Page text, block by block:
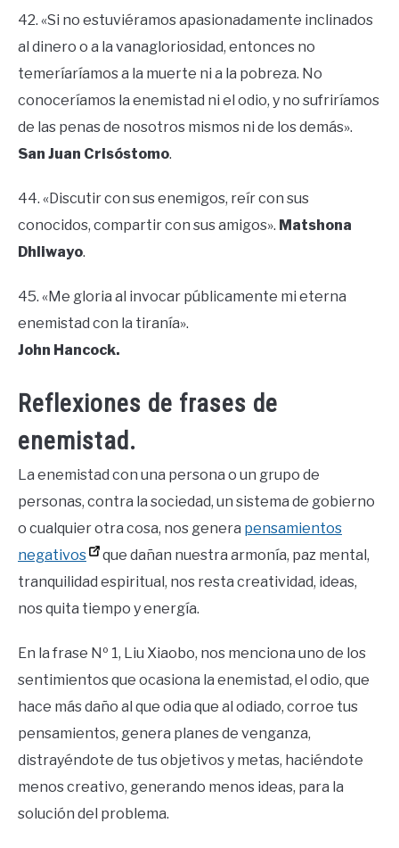
42. «Si no estuviéramos apasionadamente inclinados
al dinero o a la vanagloriosidad, entonces no
temeríaríamos a la muerte ni a la pobreza. No
conoceríamos la enemistad ni el odio, y no sufriríamos
de las penas de nosotros mismos ni de los demás».
San Juan Crisóstomo.
44. «Discutir con sus enemigos, reír con sus
conocidos, compartir con sus amigos». Matshona
Dhliwayo.
45. «Me gloria al invocar públicamente mi eterna
enemistad con la tiranía».
John Hancock.
Reflexiones de frases de
enemistad.
La enemistad con una persona o un grupo de
personas, contra la sociedad, un sistema de gobierno
o cualquier otra cosa, nos genera pensamientos
negativos
que dañan nuestra armonía, paz mental,
tranquilidad espiritual, nos resta creatividad, ideas,
nos quita tiempo y energía.
En la frase Nº 1, Liu Xiaobo, nos menciona uno de los
sentimientos que ocasiona la enemistad, el odio, que
hace más daño al que odia que al odiado, corroe tus
pensamientos, genera planes de venganza,
distrayéndote de tus objetivos y metas, haciéndote
menos creativo, generando menos ideas, para la
solución del problema.